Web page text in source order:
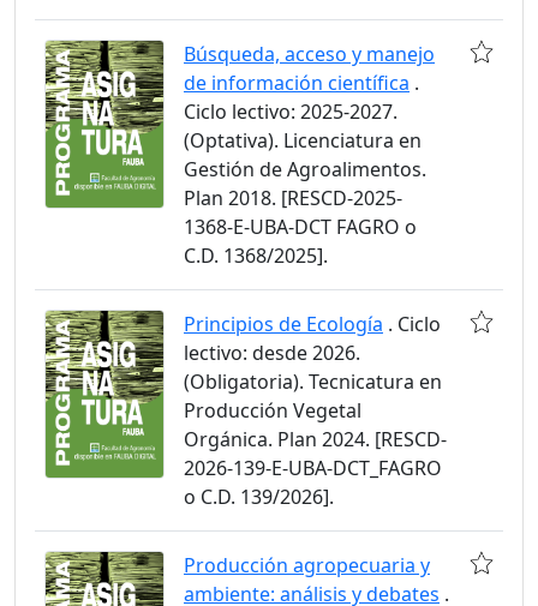
Búsqueda, acceso y manejo
de información científica .
Ciclo lectivo: 2025-2027.
(Optativa). Licenciatura en
Gestión de Agroalimentos.
Plan 2018. [RESCD-2025-
1368-E-UBA-DCT FAGRO o
C.D. 1368/2025].
Principios de Ecología . Ciclo
lectivo: desde 2026.
(Obligatoria). Tecnicatura en
Producción Vegetal
Orgánica. Plan 2024. [RESCD-
2026-139-E-UBA-DCT_FAGRO
o C.D. 139/2026].
Producción agropecuaria y
ambiente: análisis y debates .